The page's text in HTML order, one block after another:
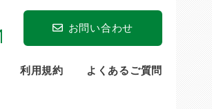
お問い合わせ
利用規約 よくあるご質問